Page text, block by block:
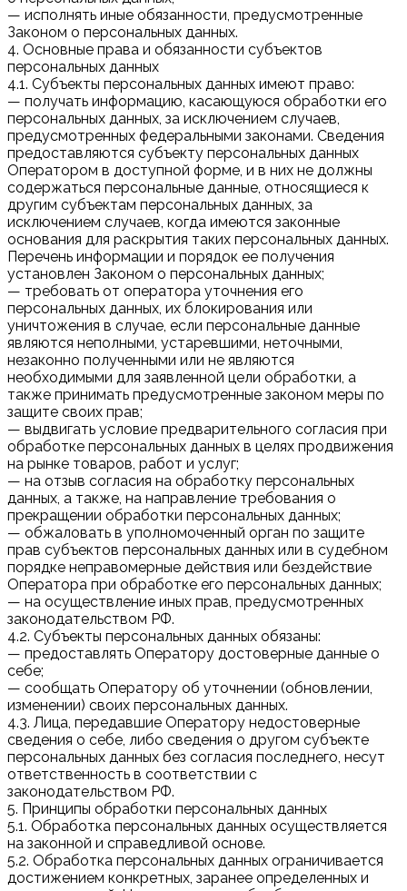
— исполнять иные обязанности, предусмотренные
Законом о персональных данных.
4. Основные права и обязанности субъектов
персональных данных
4.1. Субъекты персональных данных имеют право:
— получать информацию, касающуюся обработки его
персональных данных, за исключением случаев,
предусмотренных федеральными законами. Сведения
предоставляются субъекту персональных данных
Оператором в доступной форме, и в них не должны
содержаться персональные данные, относящиеся к
другим субъектам персональных данных, за
исключением случаев, когда имеются законные
основания для раскрытия таких персональных данных.
Перечень информации и порядок ее получения
установлен Законом о персональных данных;
— требовать от оператора уточнения его
персональных данных, их блокирования или
уничтожения в случае, если персональные данные
являются неполными, устаревшими, неточными,
незаконно полученными или не являются
необходимыми для заявленной цели обработки, а
также принимать предусмотренные законом меры по
защите своих прав;
— выдвигать условие предварительного согласия при
обработке персональных данных в целях продвижения
на рынке товаров, работ и услуг;
— на отзыв согласия на обработку персональных
данных, а также, на направление требования о
прекращении обработки персональных данных;
— обжаловать в уполномоченный орган по защите
прав субъектов персональных данных или в судебном
порядке неправомерные действия или бездействие
Оператора при обработке его персональных данных;
— на осуществление иных прав, предусмотренных
законодательством РФ.
4.2. Субъекты персональных данных обязаны:
— предоставлять Оператору достоверные данные о
себе;
— сообщать Оператору об уточнении (обновлении,
изменении) своих персональных данных.
4.3. Лица, передавшие Оператору недостоверные
сведения о себе, либо сведения о другом субъекте
персональных данных без согласия последнего, несут
ответственность в соответствии с
законодательством РФ.
5. Принципы обработки персональных данных
5.1. Обработка персональных данных осуществляется
на законной и справедливой основе.
5.2. Обработка персональных данных ограничивается
достижением конкретных, заранее определенных и